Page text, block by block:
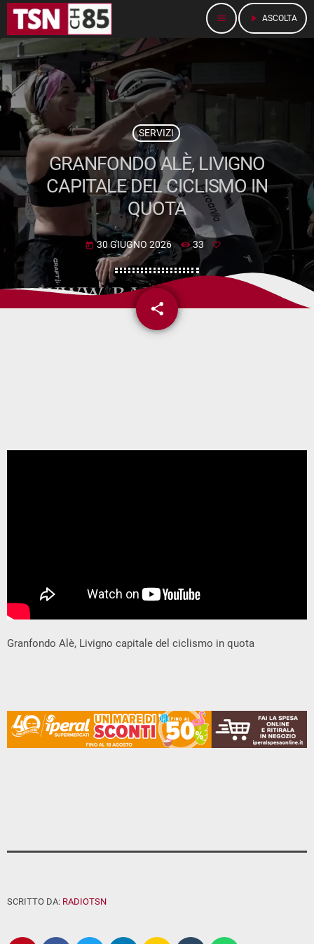
menu play_arrow ASCOLTA
SERVIZI
GRANFONDO ALÈ, LIVIGNO
CAPITALE DEL CICLISMO IN
QUOTA
today 30 GIUGNO 2026 33
share
email
Granfondo Alè, Livigno capitale del ciclismo in quota
SCRITTO DA: RADIOTSN